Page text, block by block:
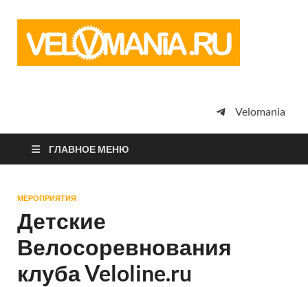
просто
Velomania
ГЛАВНОЕ МЕНЮ
МЕРОПРИЯТИЯ
Детские
Велосоревнования
клуба Veloline.ru